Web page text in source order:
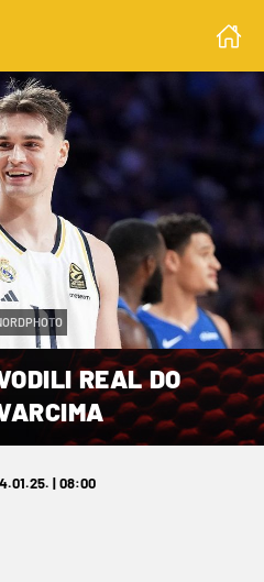
REAL DO
| 08:00